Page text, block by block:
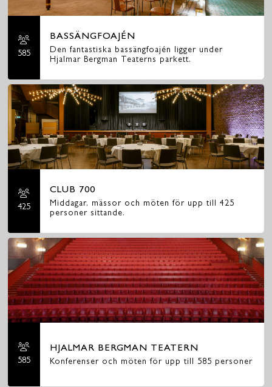
585
BASSÄNGFOAJÉN
Den fantastiska bassängfoajén ligger under
Hjalmar Bergman Teaterns parkett.
425
CLUB 700
Middagar, mässor och möten för upp till 425
personer sittande.
585
HJALMAR BERGMAN TEATERN
Konferenser och möten för upp till 585 personer